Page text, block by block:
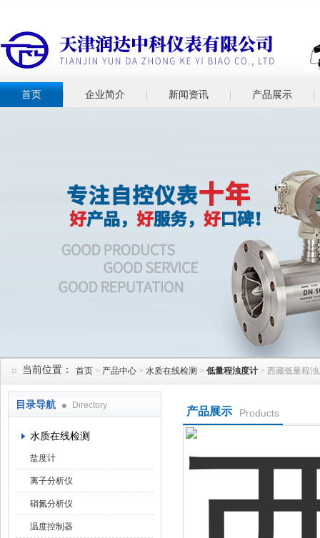
首页 企业简介 新闻资讯 产品展示
当前位置： 首页 > 产品中心 > 水质在线检测 > 低量程浊度计 > 西藏低量程
目录导航 Directory
水质在线检测
盐度计
离子分析仪
硝氮分析仪
温度控制器
产品展示 Products